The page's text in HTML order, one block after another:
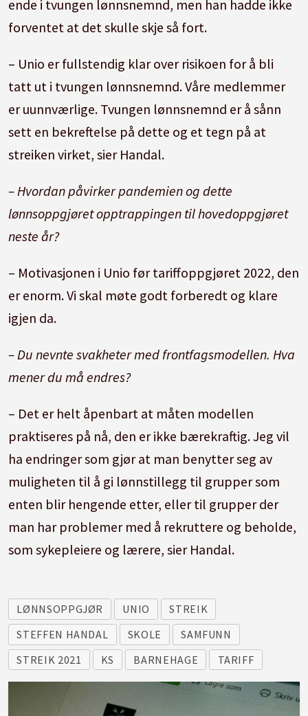
ende i tvungen lønnsnemnd, men han hadde ikke
forventet at det skulle skje så fort.
– Unio er fullstendig klar over risikoen for å bli
tatt ut i tvungen lønnsnemnd. Våre medlemmer
er uunnværlige. Tvungen lønnsnemnd er å sånn
sett en bekreftelse på dette og et tegn på at
streiken virket, sier Handal.
– Hvordan påvirker pandemien og dette
lønnsoppgjøret opptrappingen til hovedoppgjøret
neste år?
– Motivasjonen i Unio før tariffoppgjøret 2022, den
er enorm. Vi skal møte godt forberedt og klare
igjen da.
– Du nevnte svakheter med frontfagsmodellen. Hva
mener du må endres?
– Det er helt åpenbart at måten modellen
praktiseres på nå, den er ikke bærekraftig. Jeg vil
ha endringer som gjør at man benytter seg av
muligheten til å gi lønnstillegg til grupper som
enten blir hengende etter, eller til grupper der
man har problemer med å rekruttere og beholde,
som sykepleiere og lærere, sier Handal.
LØNNSOPPGJØR UNIO
STREIK
STEFFEN HANDAL
SKOLE
SAMFUNN
STREIK 2021
KS BARNEHAGE TARIFF